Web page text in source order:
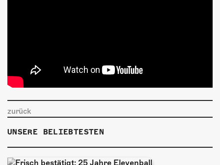
zurück
UNSERE BELIEBTESTEN